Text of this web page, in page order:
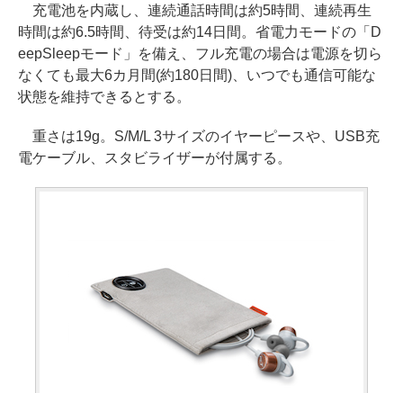
充電池を内蔵し、連続通話時間は約5時間、連続再生
時間は約6.5時間、待受は約14日間。省電力モードの「D
eepSleepモード」を備え、フル充電の場合は電源を切ら
なくても最大6カ月間(約180日間)、いつでも通信可能な
状態を維持できるとする。
重さは19g。S/M/L 3サイズのイヤーピースや、USB充
電ケーブル、スタビライザーが付属する。